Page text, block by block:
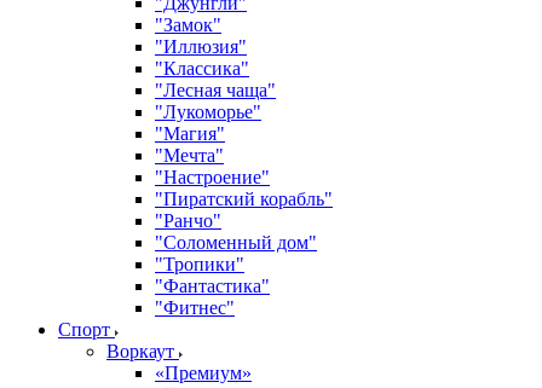
"Замок"
"Иллюзия"
"Классика"
"Лесная чаща"
"Лукоморье"
"Магия"
"Мечта"
"Настроение"
"Пиратский корабль"
"Ранчо"
"Соломенный дом"
"Тропики"
"Фантастика"
"Фитнес"
Спорт
Воркаут
«Премиум»